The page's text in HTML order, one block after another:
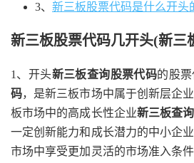
3、 新三板股票代码是什么开头
新三板股票代码几开头(新三
1、开头新三板查询股票代码的股
码，是新三板市场中属于创新层企
板市场中的高成长性企业新三板查
一定创新能力和成长潜力的中小企
市场中享受更加灵活的市场准入条